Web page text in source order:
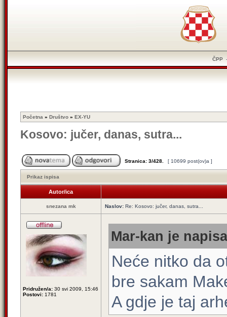
ČPP
Početna » Društvo » EX-YU
Kosovo: jučer, danas, sutra...
Stranica: 3/428 [ 10699 post(ov)a ]
Prikaz ispisa
Autor/ica
snezana mk Naslov: Re: Kosovo: jučer, danas, sutra...
Pridružen/a: 30 svi 2009, 15:46
Postovi: 1781
Mar-kan je
Neće nitko da
bre sakam
A gdje je taj